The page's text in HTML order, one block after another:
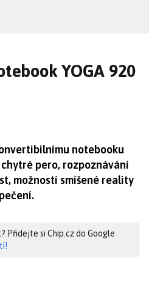
YOGA 920
notebooku
pero, rozpoznávání
možností smíšené reality
Přidejte si Chip.cz do Google